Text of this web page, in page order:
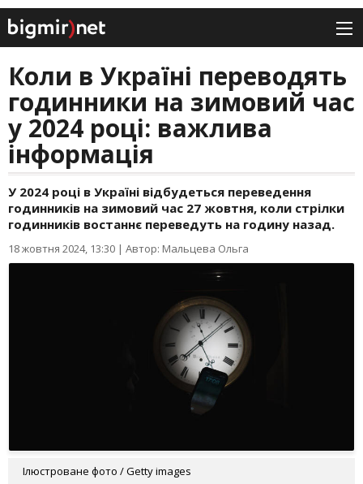
Коли в Україні переводять
годинники на зимовий час
у 2024 році: важлива
інформація
У 2024 році в Україні відбудеться переведення
годинників на зимовий час 27 жовтня, коли стрілки
годинників востаннє переведуть на годину назад.
18 жовтня 2024, 13:30 | Автор: Мальцева Ольга
Ілюстроване фото / Getty images